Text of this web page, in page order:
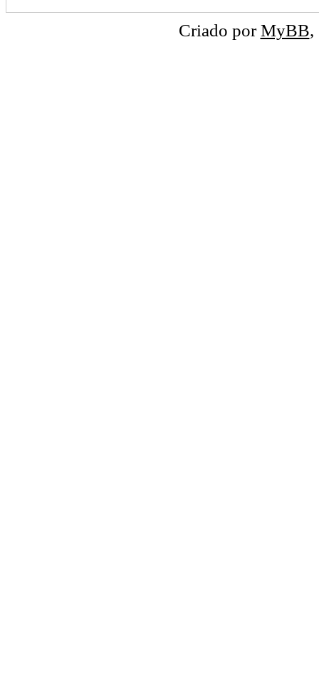
Criado porMyBB,